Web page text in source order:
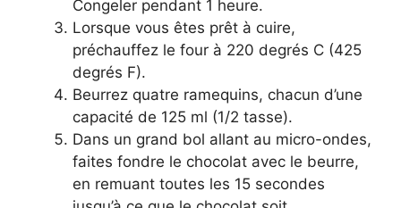
Congeler pendant 1 heure.
Lorsque vous êtes prêt à cuire,
préchauffez le four à 220 degrés C (425
degrés F).
Beurrez quatre ramequins, chacun d’une
capacité de 125 ml (1/2 tasse).
Dans un grand bol allant au micro-ondes,
faites fondre le chocolat avec le beurre,
en remuant toutes les 15 secondes